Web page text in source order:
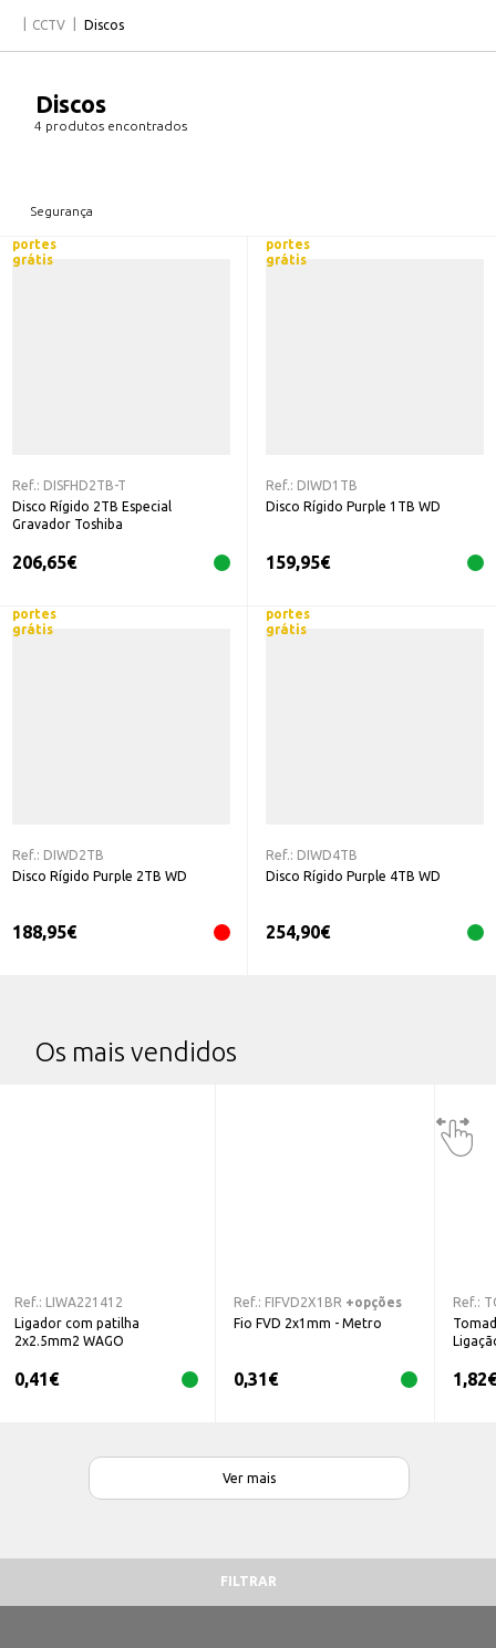
CCTV Discos
Discos
4 produtos encontrados
Segurança
portes
grátis
Ref.: DISFHD2TB-T
Disco Rígido 2TB Especial
Gravador Toshiba
206,65€
portes
grátis
Ref.: DIWD1TB
Disco Rígido Purple 1TB WD
159,95€
portes
grátis
Ref.: DIWD2TB
Disco Rígido Purple 2TB WD
188,95€
portes
grátis
Ref.: DIWD4TB
Disco Rígido Purple 4TB WD
254,90€
Os mais vendidos
Ref.:
LIWA221412
Ligador com patilha
2x2.5mm2 WAGO
0,41€
Ref.: FIFVD2X1BR +opções
Fio FVD 2x1mm - Metro
0,31€
Ref.:
1,82€
Ver mais
FILTRAR